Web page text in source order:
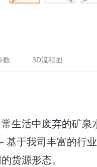
数 3D流程图
生活中废弃的矿泉
于我司丰富的行业
货源形态。